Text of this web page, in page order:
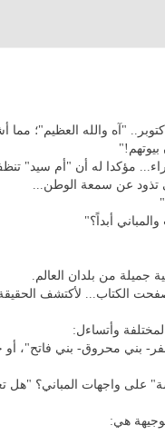
مؤكدا له أن "أم سيد"
تذود عن سمعة الوطن...
أبداً؟"
من بلدان العالم.
الكتاب... لأكتشف
وأتساءل:
بني محروق- بني فاتح"،
على واجهات المباني؟ "هل
هي: